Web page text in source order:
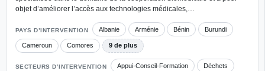
objet d’améliorer l’accès aux technologies médicales,…
PAYS D’INTERVENTION Albanie Arménie Bénin Burundi
Cameroun Comores 9 de plus
SECTEURS D’INTERVENTION Appui-Conseil-Formation Déchets